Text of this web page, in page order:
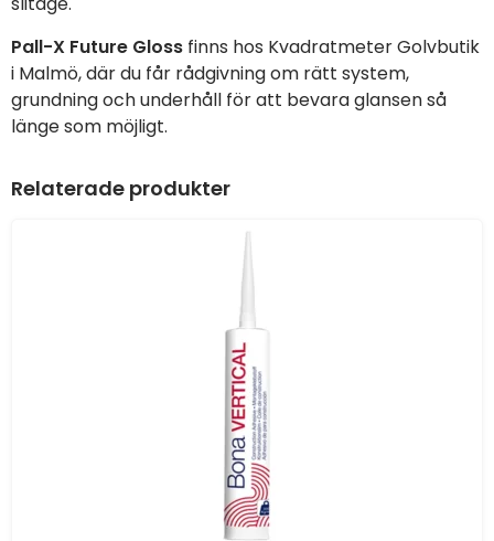
Pall-X Future Gloss finns hos Kvadratmeter Golvbutik
i Malmö, där du får rådgivning om rätt system,
grundning och underhåll för att bevara glansen så
länge som möjligt.
Relaterade produkter